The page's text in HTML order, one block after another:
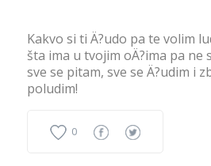
Kakvo si ti Ä?udo pa te volim
šta ima u tvojim oÄ?ima pa ne
sve se pitam, sve se Ä?udim i
poludim!
0